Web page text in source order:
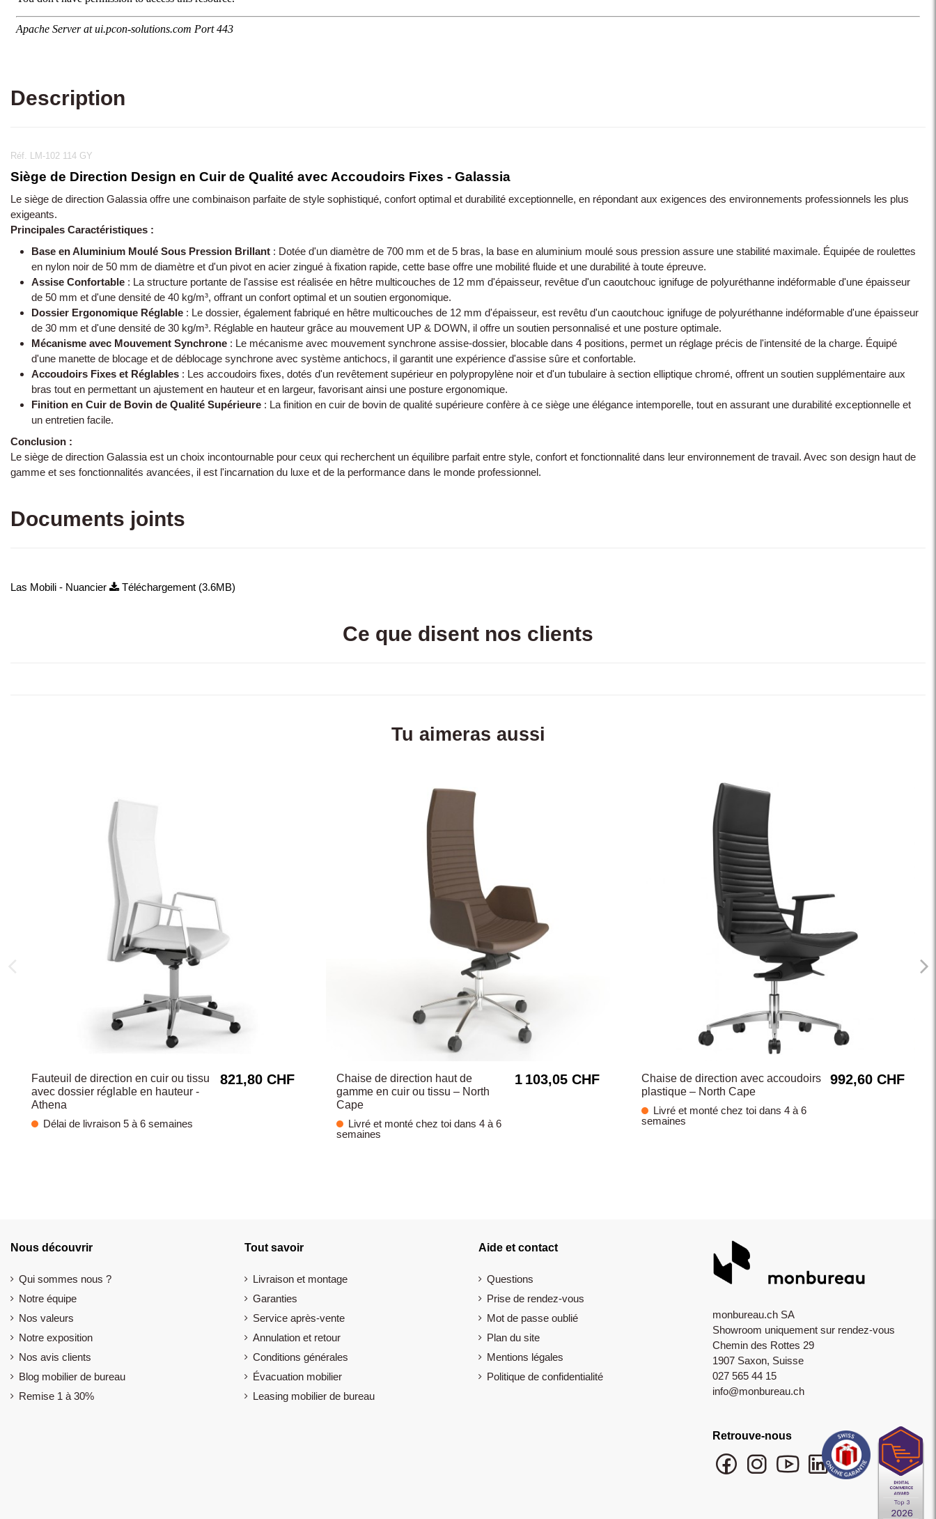
Description
Réf. LM-102 114 GY
Siège de Direction Design en Cuir de Qualité avec Accoudoirs Fixes - Galassia
Le siège de direction Galassia offre une combinaison parfaite de style sophistiqué, confort optimal et durabilité exceptionnelle, en répondant aux exigences des environnements professionnels les plus
exigeants.
Principales Caractéristiques :
Base en Aluminium Moulé Sous Pression Brillant : Dotée d'un diamètre de 700 mm et de 5 bras, la base en aluminium moulé sous pression assure une stabilité maximale. Équipée de roulettes
en nylon noir de 50 mm de diamètre et d'un pivot en acier zingué à fixation rapide, cette base offre une mobilité fluide et une durabilité à toute épreuve.
Assise Confortable : La structure portante de l'assise est réalisée en hêtre multicouches de 12 mm d'épaisseur, revêtue d'un caoutchouc ignifuge de polyuréthanne indéformable d'une épaisseur
de 50 mm et d'une densité de 40 kg/m³, offrant un confort optimal et un soutien ergonomique.
Dossier Ergonomique Réglable : Le dossier, également fabriqué en hêtre multicouches de 12 mm d'épaisseur, est revêtu d'un caoutchouc ignifuge de polyuréthanne indéformable d'une épaisseur
de 30 mm et d'une densité de 30 kg/m³. Réglable en hauteur grâce au mouvement UP & DOWN, il offre un soutien personnalisé et une posture optimale.
Mécanisme avec Mouvement Synchrone : Le mécanisme avec mouvement synchrone assise-dossier, blocable dans 4 positions, permet un réglage précis de l'intensité de la charge. Équipé
d'une manette de blocage et de déblocage synchrone avec système antichocs, il garantit une expérience d'assise sûre et confortable.
Accoudoirs Fixes et Réglables : Les accoudoirs fixes, dotés d'un revêtement supérieur en polypropylène noir et d'un tubulaire à section elliptique chromé, offrent un soutien supplémentaire aux
bras tout en permettant un ajustement en hauteur et en largeur, favorisant ainsi une posture ergonomique.
Finition en Cuir de Bovin de Qualité Supérieure : La finition en cuir de bovin de qualité supérieure confère à ce siège une élégance intemporelle, tout en assurant une durabilité exceptionnelle et
un entretien facile.
Conclusion :
Le siège de direction Galassia est un choix incontournable pour ceux qui recherchent un équilibre parfait entre style, confort et fonctionnalité dans leur environnement de travail. Avec son design haut de
gamme et ses fonctionnalités avancées, il est l'incarnation du luxe et de la performance dans le monde professionnel.
Documents joints
Las Mobili - Nuancier Téléchargement (3.6MB)
Ce que disent nos clients
Tu aimeras aussi
Fauteuil de direction en cuir ou tissu
avec dossier réglable en hauteur -
Athena
Délai de livraison 5 à 6 semaines
821,80 CHF
Chaise de direction haut de
gamme en cuir ou tissu – North
Cape
Livré et monté chez toi dans 4 à 6
semaines
1 103,05 CHF
Chaise de direction avec accoudoirs
plastique – North Cape
Livré et monté chez toi dans 4 à 6
semaines
992,60 CHF
Nous découvrir
Qui sommes nous ?
Notre équipe
Nos valeurs
Notre exposition
Nos avis clients
Blog mobilier de bureau
Remise 1 à 30%
Tout savoir
Livraison et montage
Garanties
Service après-vente
Annulation et retour
Conditions générales
Évacuation mobilier
Leasing mobilier de bureau
Aide et contact
Questions
Prise de rendez-vous
Mot de passe oublié
Plan du site
Mentions légales
Politique de confidentialité
monbureau.ch SA
Showroom uniquement sur rendez-vous
Chemin des Rottes 29
1907 Saxon, Suisse
027 565 44 15
info@monbureau.ch
Retrouve-nous
Facebook monbureau
Instagram monbureau
YouTube monbureau
LinkedIn monbureau